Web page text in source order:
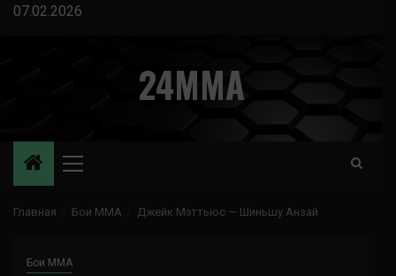
Перейти
07.02.2026
24MMA
Основное
Главная Бои ММА Джейк Мэттьюс — Шиньшу Анзай
Бои ММА